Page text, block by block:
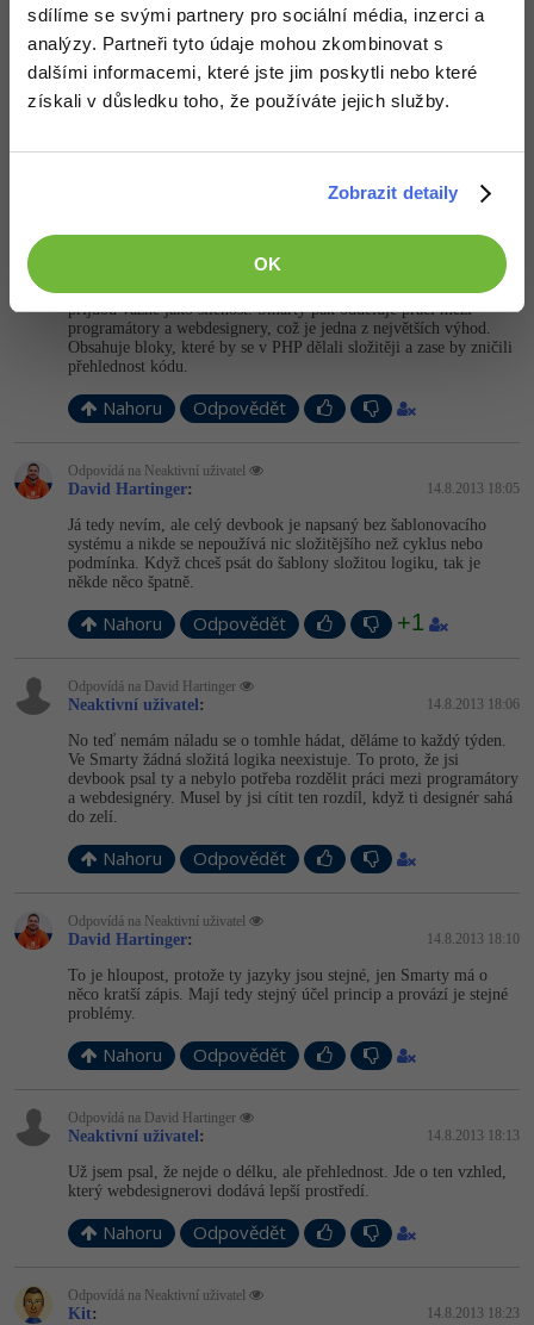
sdílíme se svými partnery pro sociální média, inzerci a
analýzy. Partneři tyto údaje mohou zkombinovat s
dalšími informacemi, které jste jim poskytli nebo které
získali v důsledku toho, že používáte jejich služby.
Zobrazit detaily
OK
Jinak co se týče frameworků, tak používám jen ty, co jsou
distribuovány jako součást jazyka. Knihovny ani frameworky
třetích stran zásadně nepoužívám, jelikož jsou většinou špatně
napsané nebo dokonce zbytečné. Není nic horšího, než aplikace
slepená z 10ti super univerzálních frameworků, která by se dala
napsat do pár tříd. A pak se jedna knihovna z toho bastlu změní
Odpovídá na David Hartinger
14.8.2013 18:03
Nejde ani tak o délku jako o přehlednost. Ty kódy v PHP při
přijdou vážně jako šílenost. Smarty pak odděluje práci mezi
programátory a webdesignery, což je jedna z největších výhod.
Obsahuje bloky, které by se v PHP dělali složitěji a zase by zničili
přehlednost kódu.
Nahoru Odpovědět
Odpovídá na Neaktivní uživatel
David Hartinger: 14.8.2013 18:05
Já tedy nevím, ale celý devbook je napsaný bez šablonovacího
systému a nikde se nepoužívá nic složitějšího než cyklus nebo
podmínka. Když chceš psát do šablony složitou logiku, tak je
někde něco špatně.
Nahoru Odpovědět +1
Odpovídá na David Hartinger
Neaktivní uživatel: 14.8.2013 18:06
No teď nemám náladu se o tomhle hádat, děláme to každý týden.
Ve Smarty žádná složitá logika neexistuje. To proto, že jsi
devbook psal ty a nebylo potřeba rozdělit práci mezi programátory
a webdesignéry. Musel by jsi cítit ten rozdíl, když ti designér sahá
do zelí.
Nahoru Odpovědět
Odpovídá na Neaktivní uživatel
David Hartinger: 14.8.2013 18:10
To je hloupost, protože ty jazyky jsou stejné, jen Smarty má o
něco kratší zápis. Mají tedy stejný účel princip a provází je stejné
problémy.
Nahoru Odpovědět
Odpovídá na David Hartinger
Neaktivní uživatel: 14.8.2013 18:13
Už jsem psal, že nejde o délku, ale přehlednost. Jde o ten vzhled,
který webdesignerovi dodává lepší prostředí.
Nahoru Odpovědět
Odpovídá na Neaktivní uživatel
Kit: 14.8.2013 18:23